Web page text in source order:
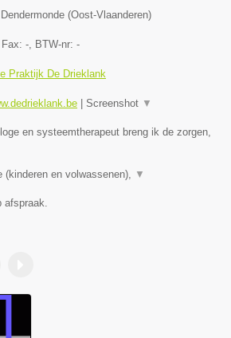
Dendermonde (Oost-Vlaanderen)
, Fax: - , BTW-nr: -
Praktijk De Drieklank
Screenshot ▼
en systeemtherapeut breng ik de zorgen,
(kinderen en volwassenen), ▼
afspraak.